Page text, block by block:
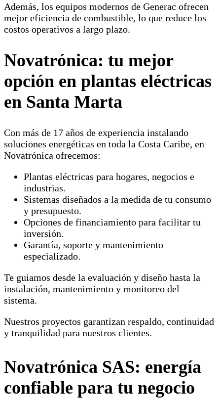
Además, los equipos modernos de Generac ofrecen
mejor eficiencia de combustible, lo que reduce los
costos operativos a largo plazo.
Novatrónica: tu mejor
opción en plantas eléctricas
en Santa Marta
Con más de 17 años de experiencia instalando
soluciones energéticas en toda la Costa Caribe, en
Novatrónica ofrecemos:
Plantas eléctricas para hogares, negocios e
industrias.
Sistemas diseñados a la medida de tu consumo
y presupuesto.
Opciones de financiamiento para facilitar tu
inversión.
Garantía, soporte y mantenimiento
especializado.
Te guiamos desde la evaluación y diseño hasta la
instalación, mantenimiento y monitoreo del
sistema.
Nuestros proyectos garantizan respaldo, continuidad
y tranquilidad para nuestros clientes.
Novatrónica SAS: energía
confiable para tu negocio